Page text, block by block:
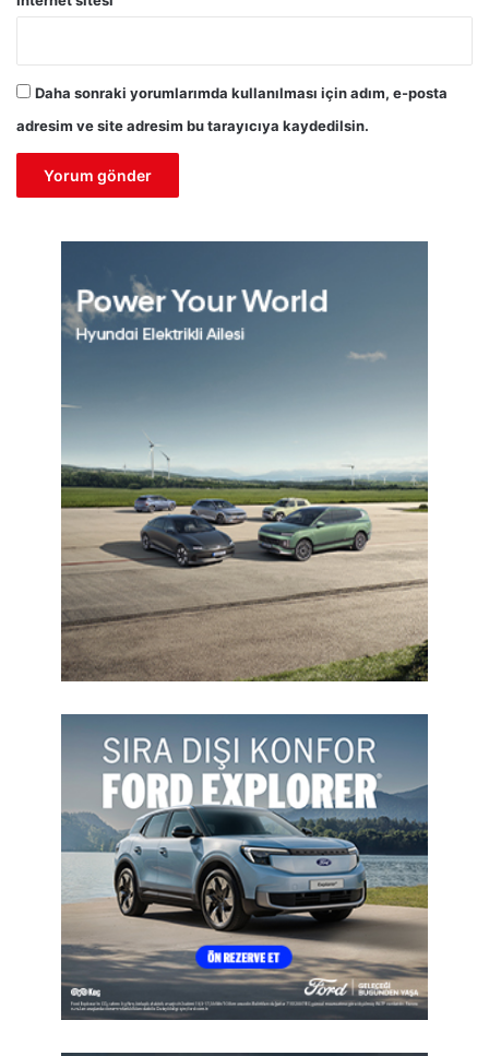
Daha sonraki yorumlarımda kullanılması için adım, e-posta
adresim ve site adresim bu tarayıcıya kaydedilsin.